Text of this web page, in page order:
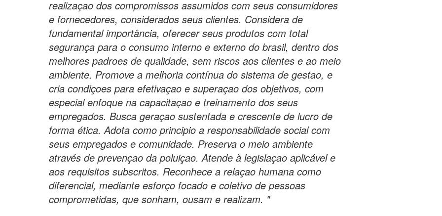
realizaçao dos compromissos assumidos com seus consumidores
e fornecedores, considerados seus clientes. Considera de
fundamental importância, oferecer seus produtos com total
segurança para o consumo interno e externo do brasil, dentro dos
melhores padroes de qualidade, sem riscos aos clientes e ao meio
ambiente. Promove a melhoria contínua do sistema de gestao, e
cria condiçoes para efetivaçao e superaçao dos objetivos, com
especial enfoque na capacitaçao e treinamento dos seus
empregados. Busca geraçao sustentada e crescente de lucro de
forma ética. Adota como principio a responsabilidade social com
seus empregados e comunidade. Preserva o meio ambiente
através de prevençao da poluiçao. Atende à legislaçao aplicável e
aos requisitos subscritos. Reconhece a relaçao humana como
diferencial, mediante esforço focado e coletivo de pessoas
comprometidas, que sonham, ousam e realizam. "